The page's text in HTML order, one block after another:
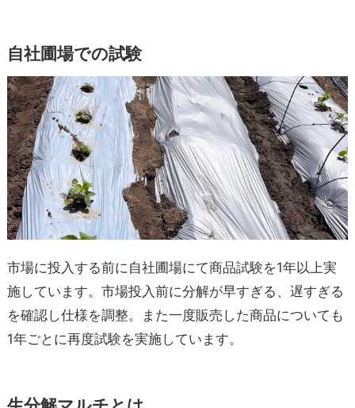
自社圃場での試験
市場に投入する前に自社圃場にて商品試験を1年以上実
施しています。市場投入前に分解が早すぎる、遅すぎる
を確認し仕様を調整。また一度販売した商品についても
1年ごとに再度試験を実施しています。